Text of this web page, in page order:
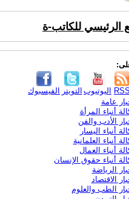
الرئيسي للكاتب-ة
الفيسبوك التويتر اليوتيوب RSS
عامة
أنباء المرأة
الأدب والفن
أنباء اليسار
أنباء العلمانية
أنباء العمال
أنباء حقوق الإنسان
الرياضة
الاقتصاد
الطب والعلوم